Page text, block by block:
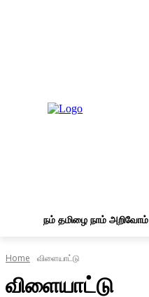
நம் தமிழை நாம் அறிவோம்
Home விளையாட்டு
விளையாட்டு